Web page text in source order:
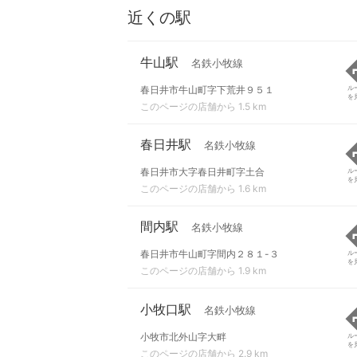
近くの駅
牛山駅 名鉄小牧線
春日井市牛山町字下荒井９５１
このページの店舗から 1.5 km
ル
を
春日井駅 名鉄小牧線
春日井市大字春日井町字土合
このページの店舗から 1.6 km
ル
を
間内駅 名鉄小牧線
春日井市牛山町字間内２８１-３
このページの店舗から 1.9 km
ル
を
小牧口駅 名鉄小牧線
小牧市北外山字大畔
このページの店舗から 2.9 km
ル
を